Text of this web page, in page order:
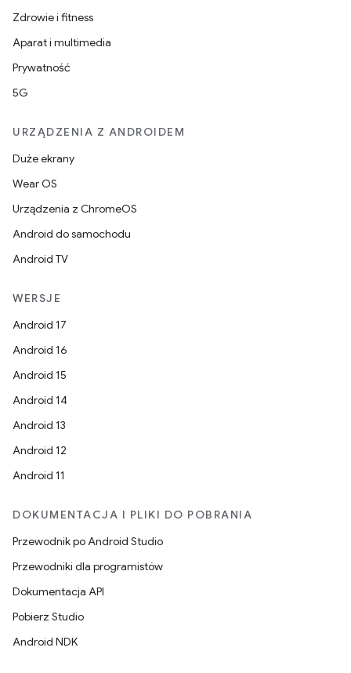
Zdrowie i fitness
Aparat i multimedia
Prywatność
5G
URZĄDZENIA Z ANDROIDEM
Duże ekrany
Wear OS
Urządzenia z ChromeOS
Android do samochodu
Android TV
WERSJE
Android 17
Android 16
Android 15
Android 14
Android 13
Android 12
Android 11
DOKUMENTACJA I PLIKI DO POBRANIA
Przewodnik po Android Studio
Przewodniki dla programistów
Dokumentacja API
Pobierz Studio
Android NDK